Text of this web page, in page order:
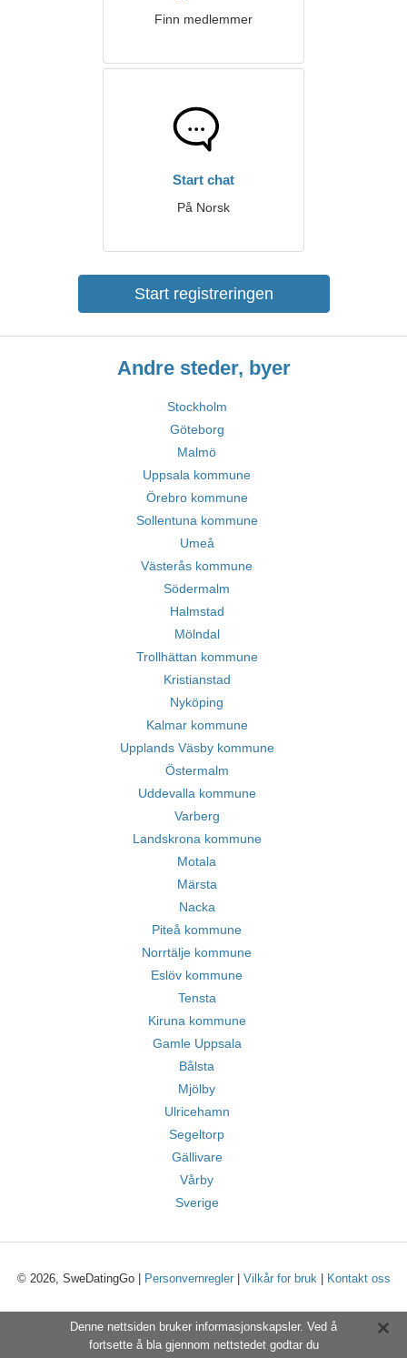
Finn medlemmer
Start chat
På Norsk
Start registreringen
Andre steder, byer
Stockholm
Göteborg
Malmö
Uppsala kommune
Örebro kommune
Sollentuna kommune
Umeå
Västerås kommune
Södermalm
Halmstad
Mölndal
Trollhättan kommune
Kristianstad
Nyköping
Kalmar kommune
Upplands Väsby kommune
Östermalm
Uddevalla kommune
Varberg
Landskrona kommune
Motala
Märsta
Nacka
Piteå kommune
Norrtälje kommune
Eslöv kommune
Tensta
Kiruna kommune
Gamle Uppsala
Bålsta
Mjölby
Ulricehamn
Segeltorp
Gällivare
Vårby
Sverige
© 2026, SweDatingGo | Personvernregler| Vilkår for bruk| Kontakt oss
Denne nettsiden bruker informasjonskapsler. Ved å
fortsette å bla gjennom nettstedet godtar du